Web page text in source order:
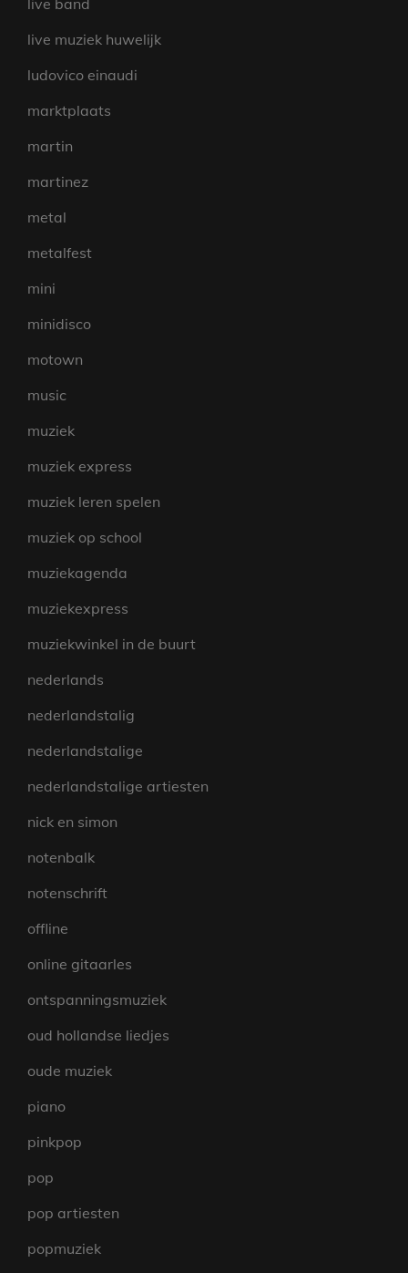
live band
live muziek huwelijk
ludovico einaudi
marktplaats
martin
martinez
metal
metalfest
mini
minidisco
motown
music
muziek
muziek express
muziek leren spelen
muziek op school
muziekagenda
muziekexpress
muziekwinkel in de buurt
nederlands
nederlandstalig
nederlandstalige
nederlandstalige artiesten
nick en simon
notenbalk
notenschrift
offline
online gitaarles
ontspanningsmuziek
oud hollandse liedjes
oude muziek
piano
pinkpop
pop
pop artiesten
popmuziek